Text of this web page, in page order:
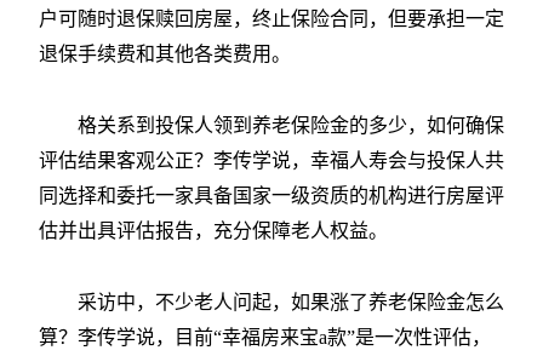
户可随时退保赎回房屋，终止保险合同，但要承担一定
退保手续费和其他各类费用。
格关系到投保人领到养老保险金的多少，如何确保
评估结果客观公正？李传学说，幸福人寿会与投保人共
同选择和委托一家具备国家一级资质的机构进行房屋评
估并出具评估报告，充分保障老人权益。
采访中，不少老人问起，如果涨了养老保险金怎么
算？李传学说，目前“幸福房来宝a款”是一次性评估，